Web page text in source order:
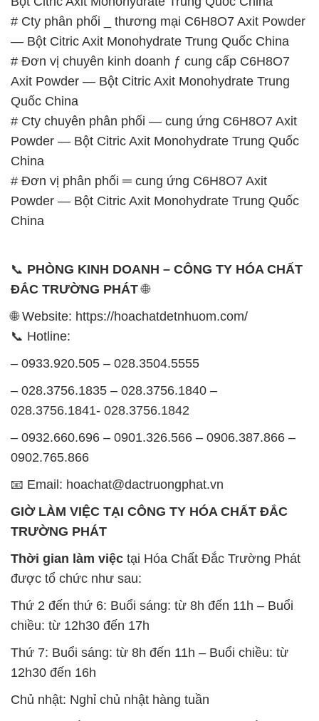
# Cty phân phối _ thương mại C6H8O7 Axit Powder
— Bột Citric Axit Monohydrate Trung Quốc China
# Đơn vị chuyên kinh doanh ƒ cung cấp C6H8O7
Axit Powder — Bột Citric Axit Monohydrate Trung
Quốc China
# Cty chuyên phân phối — cung ứng C6H8O7 Axit
Powder — Bột Citric Axit Monohydrate Trung Quốc
China
# Đơn vị phân phối ═ cung ứng C6H8O7 Axit
Powder — Bột Citric Axit Monohydrate Trung Quốc
China
📞 PHÒNG KINH DOANH – CÔNG TY HÓA CHẤT
ĐẮC TRƯỜNG PHÁT🌐
🌐 Website: https://hoachatdetnhuom.com/
📞 Hotline:
– 0933.920.505 – 028.3504.5555
– 028.3756.1835 – 028.3756.1840 –
028.3756.1841- 028.3756.1842
– 0932.660.696 – 0901.326.566 – 0906.387.866 –
0902.765.866
📧 Email: hoachat@dactruongphat.vn
GIỜ LÀM VIỆC TẠI CÔNG TY HÓA CHẤT ĐẮC
TRƯỜNG PHÁT
Thời gian làm việc tại Hóa Chất Đắc Trường Phát
được tổ chức như sau:
Thứ 2 đến thứ 6: Buổi sáng: từ 8h đến 11h – Buổi
chiều: từ 12h30 đến 17h
Thứ 7: Buổi sáng: từ 8h đến 11h – Buổi chiều: từ
12h30 đến 16h
Chủ nhật: Nghỉ chủ nhật hàng tuần